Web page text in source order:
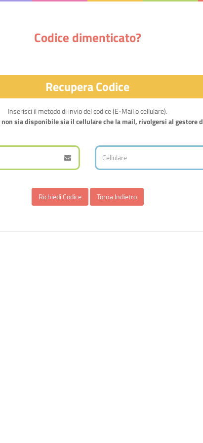
Codice dimenticato?
Recupera Codice
Inserisci il metodo di invio del codice (E-Mail o cellulare).
sia disponibile sia il cellulare che la mail, rivolgersi al gestore
Torna Indietro